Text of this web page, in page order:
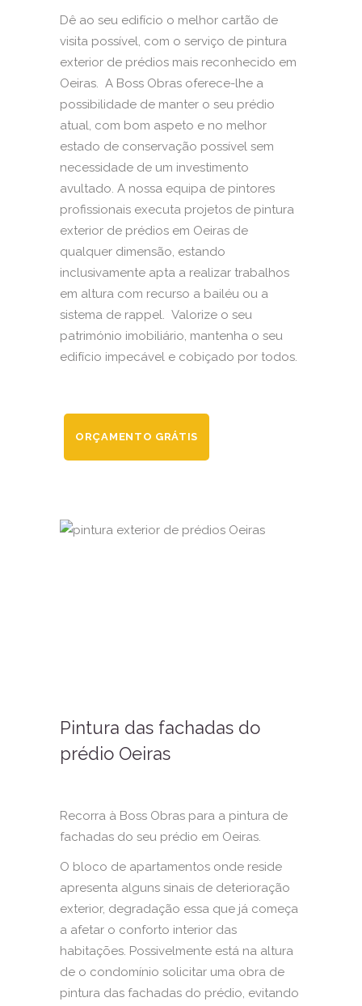
Dê ao seu edifício o melhor cartão de
visita possível, com o serviço de pintura
exterior de prédios mais reconhecido em
Oeiras. A Boss Obras oferece-lhe a
possibilidade de manter o seu prédio
atual, com bom aspeto e no melhor
estado de conservação possível sem
necessidade de um investimento
avultado. A nossa equipa de pintores
profissionais executa projetos de pintura
exterior de prédios em Oeiras de
qualquer dimensão, estando
inclusivamente apta a realizar trabalhos
em altura com recurso a bailéu ou a
sistema de rappel. Valorize o seu
património imobiliário, mantenha o seu
edifício impecável e cobiçado por todos.
ORÇAMENTO GRÁTIS
Pintura das fachadas do
prédio Oeiras
Recorra à Boss Obras para a pintura de
fachadas do seu prédio em Oeiras.
O bloco de apartamentos onde reside
apresenta alguns sinais de deterioração
exterior, degradação essa que já começa
a afetar o conforto interior das
habitações. Possivelmente está na altura
de o condomínio solicitar uma obra de
pintura das fachadas do prédio, evitando